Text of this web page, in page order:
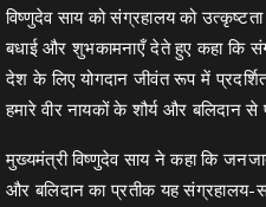
विष्णुदेव साय को संग्रहालय को
बधाई और शुभकामनाएँ देते हुए कहा कि
देश के लिए योगदान जीवंत रूप में
हमारे वीर नायकों के शौर्य और बलिदान से
मुख्यमंत्री विष्णुदेव साय ने कहा कि
और बलिदान का प्रतीक यह संग्रहालय-